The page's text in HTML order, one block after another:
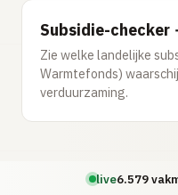
Subsidie-checker
Zie welke landelijke
Warmtefonds)
verduurzaming.
live6.579